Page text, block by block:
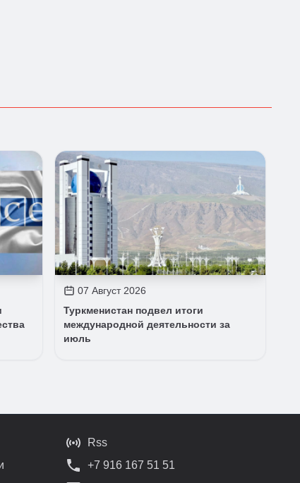
07 Август 2026
Туркменистан подвел итоги
международной деятельности за
июль
Rss
+7 916 167 51 51